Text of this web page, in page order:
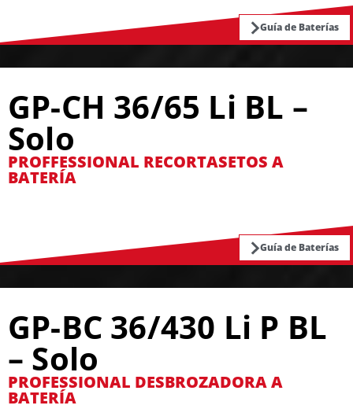
Guía de Baterías
GP-CH 36/65 Li BL –
Solo
PROFFESSIONAL RECORTASETOS A
BATERÍA
Guía de Baterías
GP-BC 36/430 Li P BL
– Solo
PROFESSIONAL DESBROZADORA A
BATERÍA